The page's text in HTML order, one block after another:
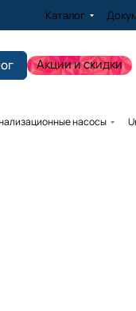
Каталог
Акции и скидки
насосы